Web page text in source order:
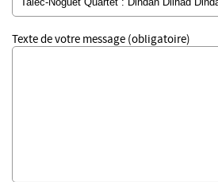
Texte de votre message (obligatoire)